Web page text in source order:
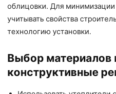
облицовки. Для
учитывать свойства
технологию установки.
Выбор материалов
конструктивные